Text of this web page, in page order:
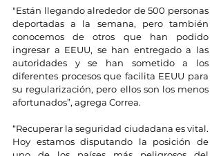
"Están llegando alrededor de 500 personas
deportadas a la semana, pero también
conocemos de otros que han podido
ingresar a EEUU, se han entregado a las
autoridades y se han sometido a los
diferentes procesos que facilita EEUU para
su regularización, pero ellos son los menos
afortunados”, agrega Correa.
“Recuperar la seguridad ciudadana es vital.
Hoy estamos disputando la posición de